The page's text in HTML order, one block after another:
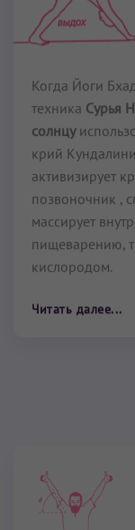
Когда Йоги
Сурья
крий
активизирует
позвоночник ,
массирует
пищеварению,
кислородом.
Читать далее...
ПО ПОДПИСКЕ